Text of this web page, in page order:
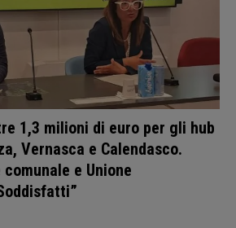
1,3 milioni di euro per gli hub
Vernasca e Calendasco.
e Unione